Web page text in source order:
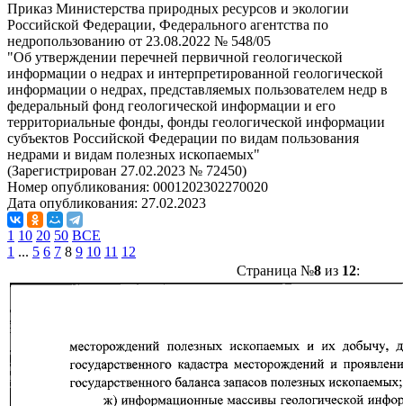
Приказ Министерства природных ресурсов и экологии
Российской Федерации, Федерального агентства по
недропользованию от 23.08.2022 № 548/05
"Об утверждении перечней первичной геологической
информации о недрах и интерпретированной геологической
информации о недрах, представляемых пользователем недр в
федеральный фонд геологической информации и его
территориальные фонды, фонды геологической информации
субъектов Российской Федерации по видам пользования
недрами и видам полезных ископаемых"
(Зарегистрирован 27.02.2023 № 72450)
Номер опубликования: 0001202302270020
Дата опубликования: 27.02.2023
1 10 20 50 ВСЕ
1 ... 5 6 7 8 9 10 11 12
Страница №8из 12: